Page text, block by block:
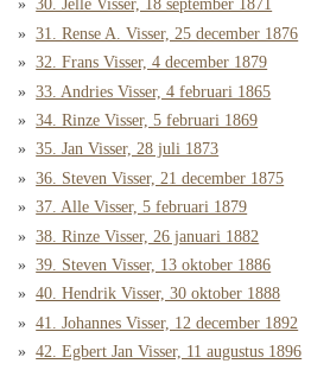
30. Jelle Visser, 18 september 1871
31. Rense A. Visser, 25 december 1876
32. Frans Visser, 4 december 1879
33. Andries Visser, 4 februari 1865
34. Rinze Visser, 5 februari 1869
35. Jan Visser, 28 juli 1873
36. Steven Visser, 21 december 1875
37. Alle Visser, 5 februari 1879
38. Rinze Visser, 26 januari 1882
39. Steven Visser, 13 oktober 1886
40. Hendrik Visser, 30 oktober 1888
41. Johannes Visser, 12 december 1892
42. Egbert Jan Visser, 11 augustus 1896